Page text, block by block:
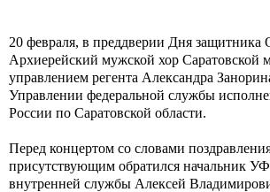
20 февраля, в преддверии Дня защитника
Архиерейский мужской хор Саратовской
управлением регента Александра
Управлении федеральной службы
России по Саратовской области.
Перед концертом со словами
присутствующим обратился начальник
внутренней службы Алексей